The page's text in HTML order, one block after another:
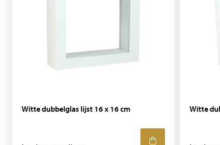
Witte dubbelglas lijst 16 x 16 cm Witte